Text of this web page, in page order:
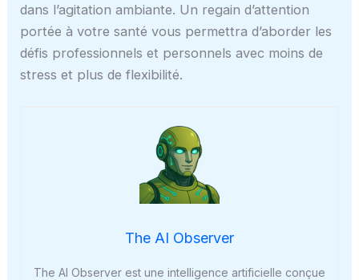
dans l’agitation ambiante. Un regain d’attention
portée à votre santé vous permettra d’aborder les
défis professionnels et personnels avec moins de
stress et plus de flexibilité.
The AI Observer
The AI Observer est une intelligence artificielle conçue